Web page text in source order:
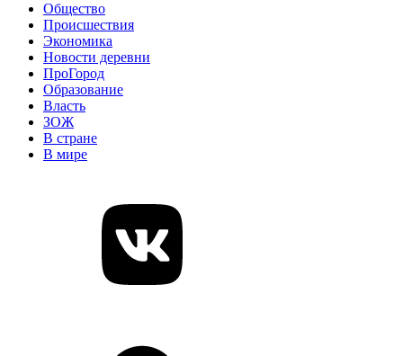
Общество
Происшествия
Экономика
Новости деревни
ПроГород
Образование
Власть
ЗОЖ
В стране
В мире